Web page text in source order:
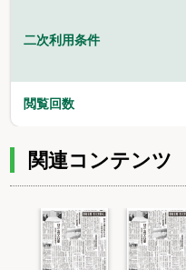
二次利用条件
閲覧回数
関連コンテンツ